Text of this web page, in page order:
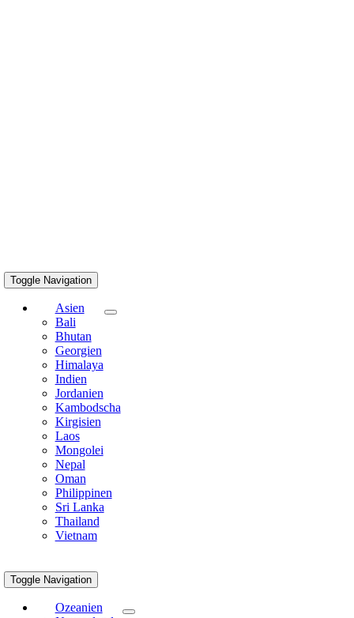
Toggle Navigation
Asien
Bali
Bhutan
Georgien
Himalaya
Indien
Jordanien
Kambodscha
Kirgisien
Laos
Mongolei
Nepal
Oman
Philippinen
Sri Lanka
Thailand
Vietnam
Toggle Navigation
Ozeanien